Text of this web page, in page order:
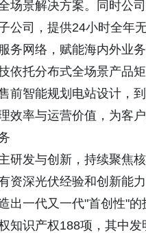
场景解决方案。同时公
公司，提供24小时全年
务网络，赋能海内外业务
依托分布式全场景产品
前智能规划电站设计，
效率与运营价值，为客
研发与创新，持续聚焦
资深光伏经验和创新能
出一代又一代"首创性"
知识产权188项，其中